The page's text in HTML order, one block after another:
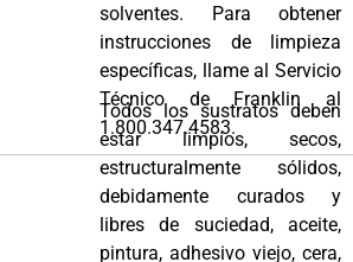
solventes. Para obtener
instrucciones de limpieza
específicas, llame al Servicio
Técnico de Franklin al
1.800.347.4583.
Todos los sustratos deben
estar limpios, secos,
estructuralmente sólidos,
debidamente curados y
libres de suciedad, aceite,
pintura, adhesivo viejo, cera,